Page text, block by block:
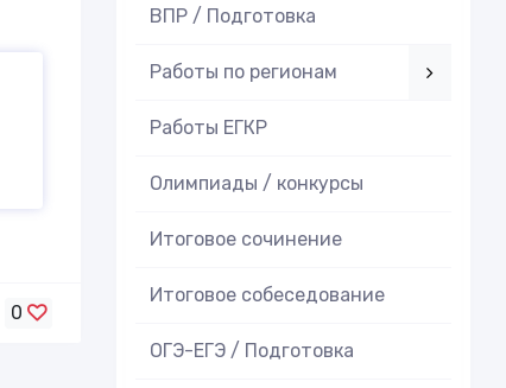
0
ВПР / Подготовка
Работы по регионам
Работы ЕГКР
Олимпиады / конкурсы
Итоговое cочинение
Итоговое cобеседование
ОГЭ-ЕГЭ / Подготовка